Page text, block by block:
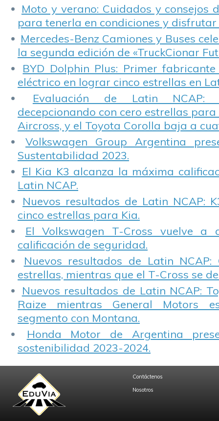
Moto y verano: Cuidados y consejos
para tenerla en condiciones y disfrutar
Mercedes-Benz Camiones y Buses
la segunda edición de «TruckCionar
BYD Dolphin Plus: Primer
eléctrico en lograr cinco estrellas en
Evaluación de Latin NCAP:
decepcionando con cero estrellas para
Aircross, y el Toyota Corolla baja a
Volkswagen Group Argentina
Sustentabilidad 2023.
El Kia K3 alcanza la máxima
Latin NCAP.
Nuevos resultados de Latin NCAP:
cinco estrellas para Kia.
El Volkswagen T-Cross vuelve a
calificación de seguridad.
Nuevos resultados de Latin NCAP:
estrellas, mientras que el T-Cross se
Nuevos resultados de Latin NCAP:
Raize mientras General Motors
segmento con Montana.
Honda Motor de Argentina
sostenibilidad 2023-2024.
Contáctenos
Nosotros